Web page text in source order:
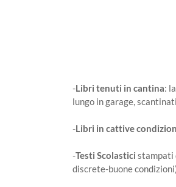
-Libri tenuti in cantina:
lungo in garage,
-Libri in cattive
-Testi Scolastici stampati
discrete-buone